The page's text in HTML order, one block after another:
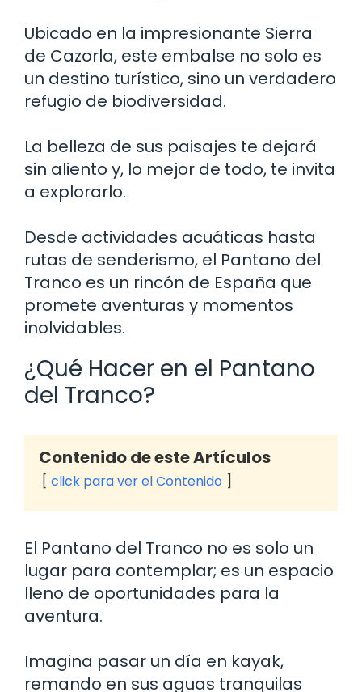
Ubicado en la impresionante Sierra
de Cazorla, este embalse no solo es
un destino turístico, sino un verdadero
refugio de biodiversidad.
La belleza de sus paisajes te dejará
sin aliento y, lo mejor de todo, te invita
a explorarlo.
Desde actividades acuáticas hasta
rutas de senderismo, el Pantano del
Tranco es un rincón de España que
promete aventuras y momentos
inolvidables.
¿Qué Hacer en el Pantano
del Tranco?
Contenido de este Artículos
click para ver el Contenido
El Pantano del Tranco no es solo un
lugar para contemplar; es un espacio
lleno de oportunidades para la
aventura.
Imagina pasar un día en kayak,
remando en sus aguas tranquilas